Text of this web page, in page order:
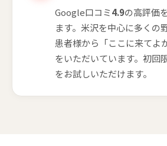
Google口コミ4.9の高評価
ます。米沢を中心に多くの
患者様から「ここに来てよ
をいただいています。初回
をお試しいただけます。